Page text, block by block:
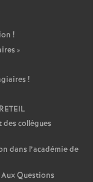
!
»
!
collègues
dans l’académie de
Questions